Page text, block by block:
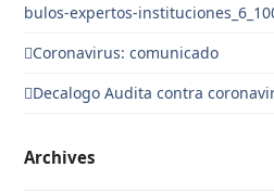
bulos-expertos-
Coronavirus: comunicado
Decalogo Audita contra
Archives